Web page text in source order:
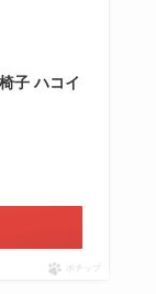
子 ハコイ
ポチップ